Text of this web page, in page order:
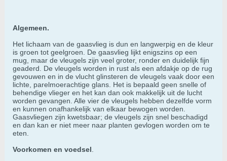
Algemeen.
Het lichaam van de gaasvlieg is dun en langwerpig en de kleur
is groen tot geelgroen. De gaasvlieg lijkt enigszins op een
mug, maar de vleugels zijn veel groter, ronder en duidelijk fijn
geaderd. De vleugels worden in rust als een afdakje op de rug
gevouwen en in de vlucht glinsteren de vleugels vaak door een
lichte, parelmoerachtige glans. Het is bepaald geen snelle of
behendige vlieger en het kan dan ook makkelijk uit de lucht
worden gevangen. Alle vier de vleugels hebben dezelfde vorm
en kunnen onafhankelijk van elkaar bewogen worden.
Gaasvliegen zijn kwetsbaar; de vleugels zijn snel beschadigd
en dan kan er niet meer naar planten gevlogen worden om te
eten.
Voorkomen en voedsel